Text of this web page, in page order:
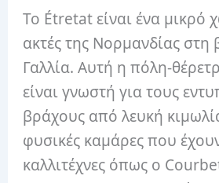
Το Étretat είναι ένα μικρό
ακτές της Νορμανδίας στη
Γαλλία. Αυτή η πόλη-
είναι γνωστή για τους
βράχους από λευκή
φυσικές καμάρες που
καλλιτέχνες όπως ο